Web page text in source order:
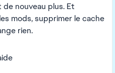
nouveau plus. Et
mods, supprimer le cache
rien.